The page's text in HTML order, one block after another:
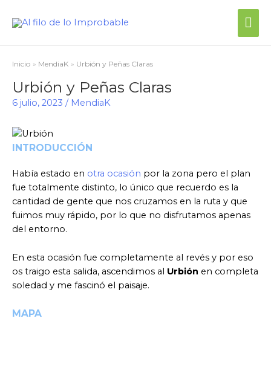
Inicio MendiaK Urbión y Peñas Claras
Urbión y Peñas Claras
6 julio, 2023 / MendiaK
INTRODUCCIÓN
Había estado en otra ocasión por la zona pero el plan
fue totalmente distinto, lo único que recuerdo es la
cantidad de gente que nos cruzamos en la ruta y que
fuimos muy rápido, por lo que no disfrutamos apenas
del entorno.
En esta ocasión fue completamente al revés y por eso
os traigo esta salida, ascendimos al Urbión en completa
soledad y me fascinó el paisaje.
MAPA